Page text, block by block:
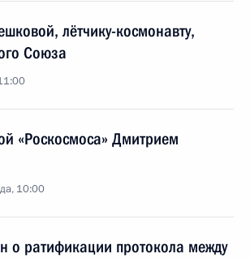
лётчику-космонавту,
Союза
«Роскосмоса» Дмитрием
10:00
о ратификации протокола между